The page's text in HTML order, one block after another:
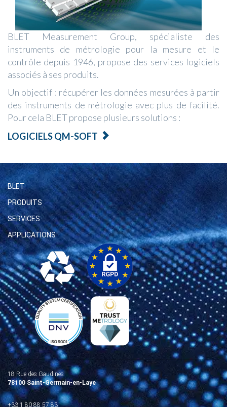
BLET Measurement Group, spécialiste des
instruments de métrologie pour la mesure et le
contrôle depuis 1946, propose des services logiciels
associés à ses produits.
Un objectif : récupérer les données mesurées à partir
des instruments de métrologie avec plus de facilité.
Pour cela BLET propose plusieurs solutions :
LOGICIELS QM-SOFT
BLET
PRODUITS
SERVICES
APPLICATIONS
18 Rue des Gaudines
78100 Saint-Germain-en-Laye
+33 1 80 88 57 83